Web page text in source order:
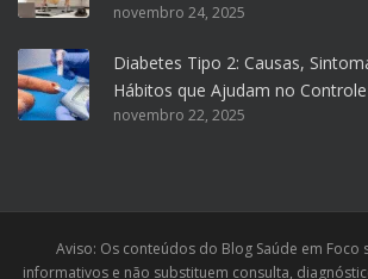
novembro 24, 2025
Diabetes Tipo 2: Causas,
Hábitos que Ajudam no Controle
novembro 22, 2025
Aviso: Os conteúdos do Blog Saúde em Foco
informativos e não substituem consulta,